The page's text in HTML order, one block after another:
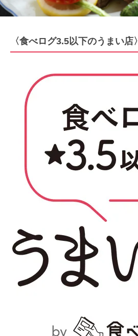
〈食べログ3.5以下のうまい店〉